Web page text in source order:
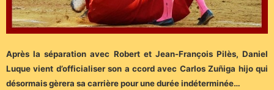
Après la séparation avec Robert et Jean-François Pilès, Daniel
Luque vient d’officialiser son a ccord avec Carlos Zuñiga hijo qui
désormais gèrera sa carrière pour une durée indéterminée…